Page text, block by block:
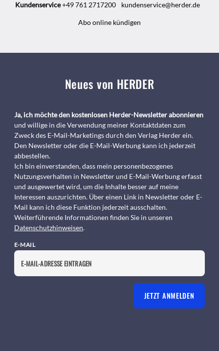
Kundenservice+49 761 2717200 kundenservice@herder.de
Abo online kündigen
Neues von HERDER
Ja, ich möchte den kostenlosen Herder-Newsletter abonnieren
und willige in die Verwendung meiner Kontaktdaten zum
Zweck des E-Mail-Marketings durch den Verlag Herder ein.
Den Newsletter oder die E-Mail-Werbung kann ich jederzeit
abbestellen.
Ich bin einverstanden, dass mein personenbezogenes
Nutzungsverhalten in Newsletter und E-Mail-Werbung erfasst
und ausgewertet wird, um die Inhalte besser auf meine
Interessen auszurichten. Über einen Link in Newsletter oder E-
Mail kann ich diese Funktion jederzeit ausschalten.
Weiterführende Informationen finden Sie in unseren
Datenschutzhinweisen.
E-MAIL
JETZT ANMELDEN